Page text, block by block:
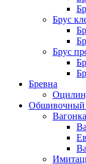
Брус
Брус
Бревна
Обшивочный
Вагонка